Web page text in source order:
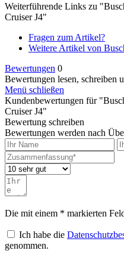
Weiterführende Links zu
Cruiser J4"
Fragen zum Artikel?
Weitere Artikel von
Bewertungen 0
Bewertungen lesen, schreiben
Menü schließen
Kundenbewertungen für
Cruiser J4"
Bewertung schreiben
Bewertungen werden nach
Die mit einem * markierten
Ich habe die
genommen.